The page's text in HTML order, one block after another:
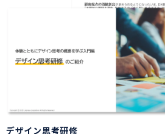
デザイン思考研修